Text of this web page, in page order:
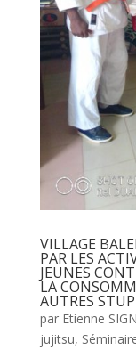
VILLAGE
PAR LES
JEUNES
LA
AUTRES
par Etienne
jujitsu,